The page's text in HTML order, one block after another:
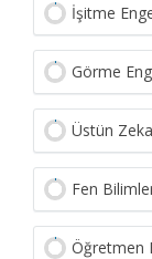
İşitme
Görme
Üstün
Fen
Öğretmen